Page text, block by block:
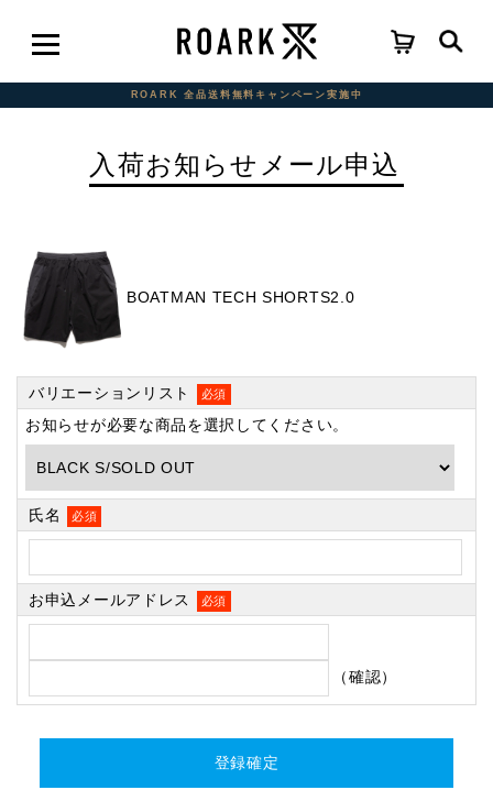
ROARK 全品送料無料キャンペーン実施中
入荷お知らせメール申込
BOATMAN TECH SHORTS2.0
バリエーションリスト 必須
お知らせが必要な商品を選択してください。
氏名 必須
お申込メールアドレス 必須
（確認）